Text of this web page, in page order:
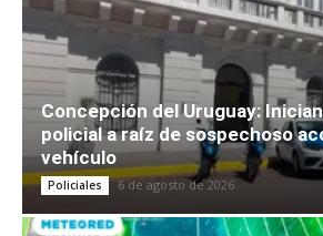
Concepción del Uruguay:
policial a raíz de sospechoso
vehículo
Policiales 6 de agosto de 2026